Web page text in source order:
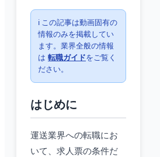
ℹ️ この記事は動画固有の
情報のみを掲載してい
ます。業界全般の情報
は 転職ガイドをご覧く
ださい。
はじめに
運送業界への転職にお
いて、求人票の条件だ